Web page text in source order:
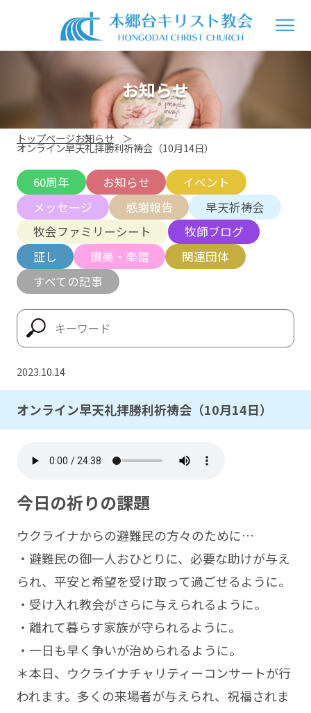
お知らせ
トップページお知らせ
オンライン早天礼拝勝利祈祷会（10月14日）
60周年 お知らせ
イベント
メッセージ
感謝報告
早天祈祷会
牧会ファミリーシート
牧師ブログ
証し
讃美・楽譜
関連団体
すべての記事
2023.10.14
オンライン早天礼拝勝利祈祷会（10月14日）
今日の祈りの課題
ウクライナからの避難民の方々のために…
・避難民の御一人おひとりに、必要な助けが与え
られ、平安と希望を受け取って過ごせるように。
・受け入れ教会がさらに与えられるように。
・離れて暮らす家族が守られるように。
・一日も早く争いが治められるように。
＊本日、ウクライナチャリティーコンサートが行
われます。多くの来場者が与えられ、祝福されま